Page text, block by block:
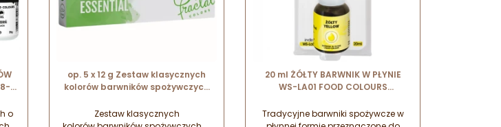
o
op. 5 x 12 g Zestaw klasycznych
kolorów barwników spożywczych
Essential Fractal Colors
Zestaw klasycznych
20 ml ŻÓŁTY BARWNIK W PŁYNIE
WS-LA01 FOOD COLOURS
domowego
Tradycyjne barwniki spożywcze w